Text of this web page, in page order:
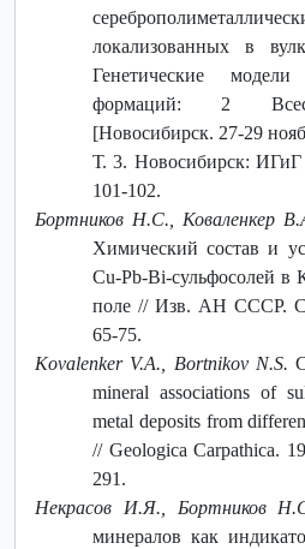
локализованных в
Генетические
формаций: 2
[Новосибирск. 27-29
Т. 3. Новосибирск:
101-102.
Бортников Н.С., Коваленкер
Химический состав и
Cu-Pb-Bi-сульфосолей в
поле // Изв. АН СССР.
65-75.
Kovalenker V.A., Bortnikov N.S.
mineral associations of
metal deposits from
// Geologica Carpathica.
291.
Некрасов И.Я., Бортников
минералов как